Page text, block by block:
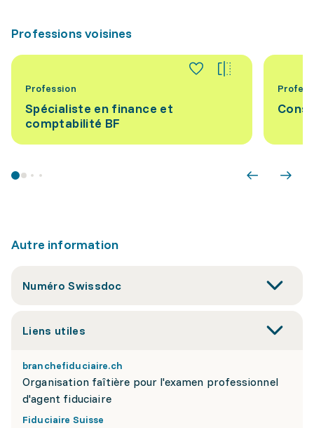
Professions voisines
Profession
Spécialiste en finance et
comptabilité BF
Autre information
Numéro Swissdoc
Liens utiles
branchefiduciaire.ch
Organisation faîtière pour l'examen professionnel
d'agent fiduciaire
Fiduciaire Suisse